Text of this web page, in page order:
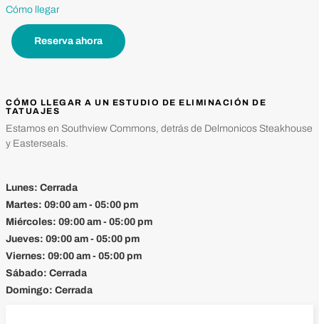
Cómo llegar
Reserva ahora
CÓMO LLEGAR A UN ESTUDIO DE ELIMINACIÓN DE
TATUAJES
Estamos en Southview Commons, detrás de Delmonicos Steakhouse
y Easterseals.
Lunes: Cerrada
Martes: 09:00 am - 05:00 pm
Miércoles: 09:00 am - 05:00 pm
Jueves: 09:00 am - 05:00 pm
Viernes: 09:00 am - 05:00 pm
Sábado: Cerrada
Domingo: Cerrada